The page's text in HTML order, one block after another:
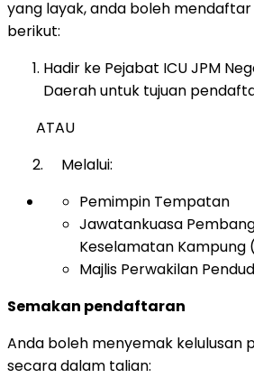
yang layak, anda boleh
berikut:
Hadir ke Pejabat ICU JPM
Daerah untuk tujuan
ATAU
2. Melalui:
Pemimpin Tempatan
Jawatankuasa
Keselamatan Kampung
Majlis Perwakilan
Semakan pendaftaran
Anda boleh menyemak kelulusan
secara dalam talian: